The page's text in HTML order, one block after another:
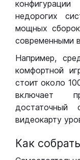
недорогих
мощных
современными
Например,
комфортной
стоит около
включает
достаточный
видеокарту
Как